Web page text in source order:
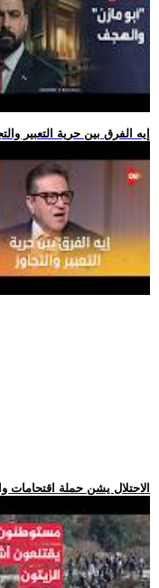
.. إيه الفرق بين حرية التعبير
.. الاحتلال يشن حملة